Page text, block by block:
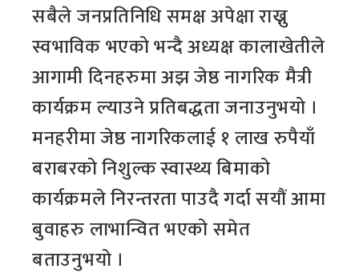
सबैले जनप्रतिनिधि समक्ष अपेक्षा राख्नु
स्वभाविक भएको भन्दै अध्यक्ष कालाखेतीले
आगामी दिनहरुमा अझ जेष्ठ नागरिक मैत्री
कार्यक्रम ल्याउने प्रतिबद्धता जनाउनुभयो ।
मनहरीमा जेष्ठ नागरिकलाई १ लाख रुपैयाँ
बराबरको निशुल्क स्वास्थ्य बिमाको
कार्यक्रमले निरन्तरता पाउदै गर्दा सयौं आमा
बुवाहरु लाभान्वित भएको समेत
बताउनुभयो ।